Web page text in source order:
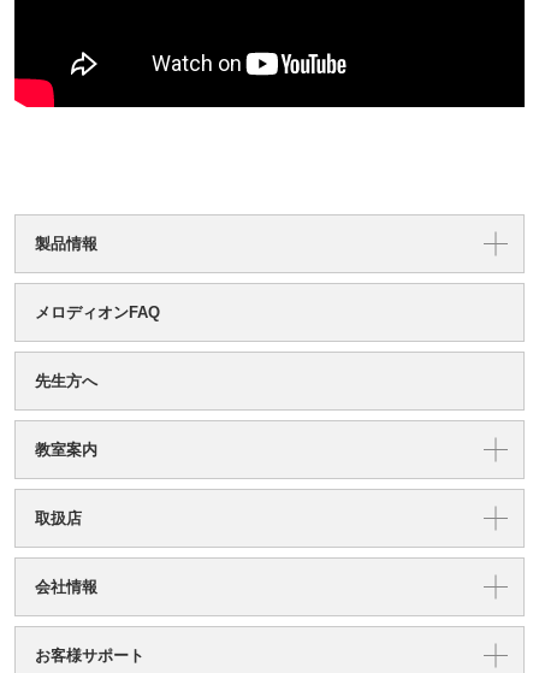
製品情報
メロディオンFAQ
先生方へ
教室案内
取扱店
会社情報
お客様サポート